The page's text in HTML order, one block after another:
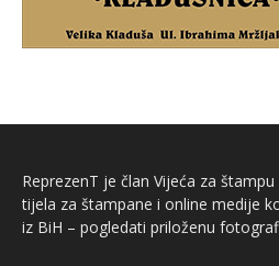
ReprezenT je član Vijeća za
tijela za štampane i online medije
iz BiH – pogledati priloženu